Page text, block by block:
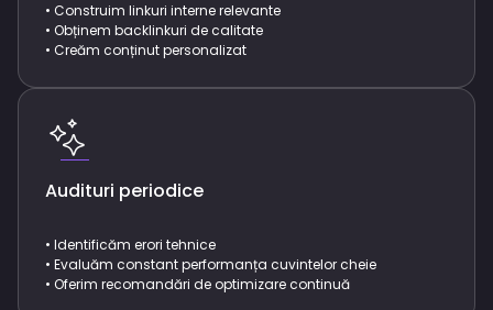
• Construim linkuri interne relevante
• Obținem backlinkuri de calitate
• Creăm conținut personalizat
Audituri periodice
• Identificăm erori tehnice
• Evaluăm constant performanța cuvintelor cheie
• Oferim recomandări de optimizare continuă